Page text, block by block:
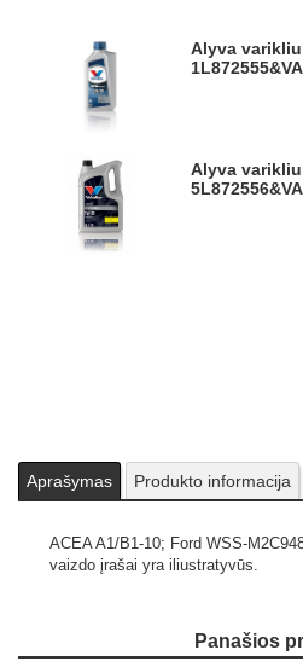
Alyva varikliui SYNPOWER FE 5W20
1L
Alyva varikliui SYNPOWER FE 5W20
5L
Aprašymas Produkto informacija
ACEA A1/B1-10; Ford WSS-
vaizdo įrašai yra iliustratyvūs.
Panašios